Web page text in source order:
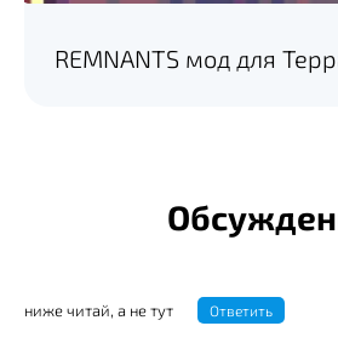
REMNANTS мод для
ниже читай, а не тут Ответить